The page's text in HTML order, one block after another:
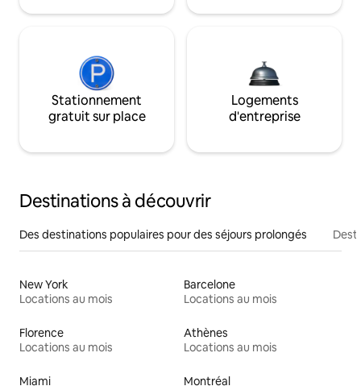
Stationnement
gratuit sur place
Logements
d'entreprise
Destinations à découvrir
Des destinations populaires pour des séjours prolongés
New York
Locations au mois
Barcelone
Locations au mois
Florence
Locations au mois
Athènes
Locations au mois
Miami
Montréal